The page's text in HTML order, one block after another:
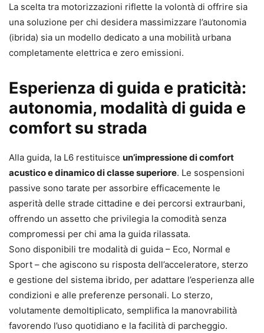
La scelta tra motorizzazioni riflette la volontà di offrire sia
una soluzione per chi desidera massimizzare l’autonomia
(ibrida) sia un modello dedicato a una mobilità urbana
completamente elettrica e zero emissioni.
Esperienza di guida e praticità:
autonomia, modalità di guida e
comfort su strada
Alla guida, la L6 restituisce un’impressione di comfort
acustico e dinamico di classe superiore. Le sospensioni
passive sono tarate per assorbire efficacemente le
asperità delle strade cittadine e dei percorsi extraurbani,
offrendo un assetto che privilegia la comodità senza
compromessi per chi ama la guida rilassata.
Sono disponibili tre modalità di guida – Eco, Normal e
Sport – che agiscono su risposta dell’acceleratore, sterzo
e gestione del sistema ibrido, per adattare l’esperienza alle
condizioni e alle preferenze personali. Lo sterzo,
volutamente demoltiplicato, semplifica la manovrabilità
favorendo l’uso quotidiano e la facilità di parcheggio.